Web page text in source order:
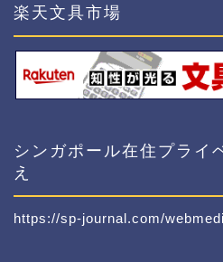
楽天文具市場
シンガポール在住プライ
え
https://sp-journal.com/